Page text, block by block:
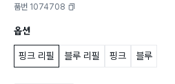
품번 1074708
옵션
핑크 리필 블루 리필 핑크 블루